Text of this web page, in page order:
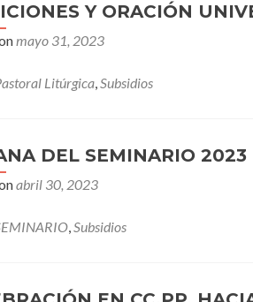
Y ORACIÓN
mayo 31, 2023
Litúrgica,Subsidios
DEL SEMINARIO 2023
abril 30, 2023
,Subsidios